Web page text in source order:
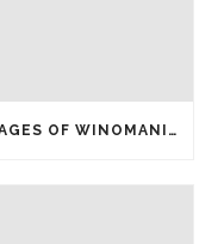
UNDERSTANDING THE ADVANTAGES OF WINOMANIA CASINO FREE SPINS